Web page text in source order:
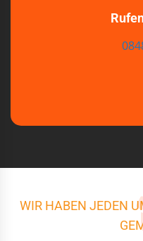
WIR HABEN JEDEN